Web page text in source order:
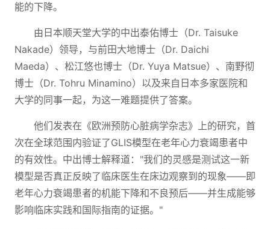
能的下降。
由日本顺天堂大学的中出泰佑博士（Dr. Taisuke
Nakade）领导，与前田大地博士（Dr. Daichi
Maeda）、松江悠也博士（Dr. Yuya Matsue）、南野彻
博士（Dr. Tohru Minamino）以及来自日本多家医院和
大学的同事一起，为这一难题提供了答案。
他们发表在《欧洲预防心脏病学杂志》上的研究，首
次在全球范围内验证了GLIS模型在老年心力衰竭患者中
的有效性。中出博士解释道："我们的灵感是测试这一新
模型是否真正反映了临床医生在床边观察到的现象——即
老年心力衰竭患者的机能下降和不良预后——并生成能够
影响临床实践和国际指南的证据。"